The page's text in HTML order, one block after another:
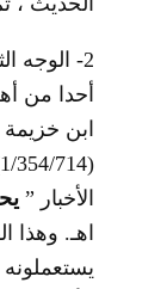
2- الوجه
أحدا من
ابن
الأخبار ”
اهـ. وهذا